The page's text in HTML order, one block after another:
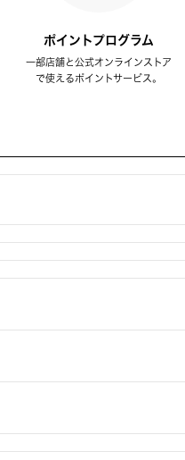
ポイントプログラム
一部店舗と公式オンラインストア
で使えるポイントサービス。